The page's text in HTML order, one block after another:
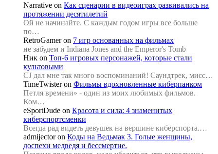
Narrative on Как сценарии в видеоиграх развивались на
протяжении десятилетий
Ой не начинайте. С каждым годом игры все больше
по…
RetroGamer on 7 игр основанных на фильмах
не забудем и Indiana Jones and the Emperor's Tomb
Ник on Топ-6 игровых персонажей, которые стали
культовыми
CJ дал мне так много воспоминаний! Саундтрек, мисс…
TimeTwister on Фильмы вдохновленные киберпанком
Петля времени» - один из моих любимых фильмов.
Ком…
eSportDude on Красота и сила: 4 знаменитых
киберспортсменки
Всегда рад видеть девушек на вершине киберспорта.…
admijector on Коды на Ведьмак 3. Голые женщины,
доспехи медведя и бессмертие.